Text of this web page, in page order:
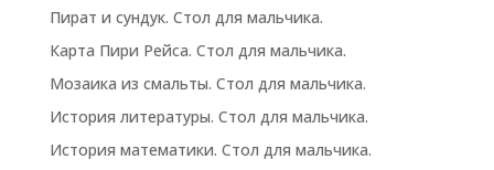
Пират и сундук. Стол для мальчика.
Карта Пири Рейса. Стол для мальчика.
Мозаика из смальты. Стол для мальчика.
История литературы. Стол для мальчика.
История математики. Стол для мальчика.